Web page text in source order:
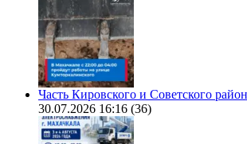
Часть Кировского и Советского
30.07.2026 16:16 (36)